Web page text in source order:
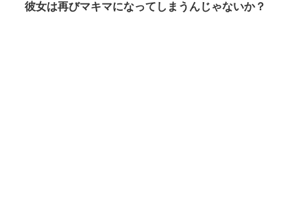
彼女は再びマキマになってしまうんじゃないか？